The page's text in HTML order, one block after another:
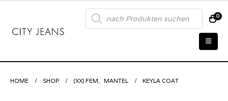
Products
search 0
HOME SHOP (XX) FEM, MANTEL KEYLA COAT